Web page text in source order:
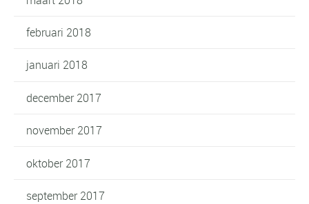
februari 2018
januari 2018
december 2017
november 2017
oktober 2017
september 2017